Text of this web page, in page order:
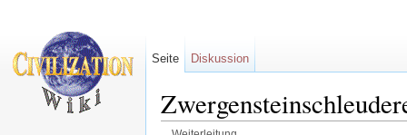
Seite Diskussion